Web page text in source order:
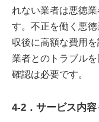
れない業者は悪徳
す。不正を働く悪
収後に高額な費用
業者とのトラブル
確認は必要です。
4-2．サービス内容